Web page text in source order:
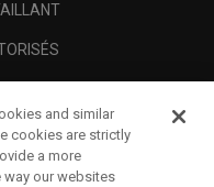
and similar
cookies are strictly
a more
way our websites